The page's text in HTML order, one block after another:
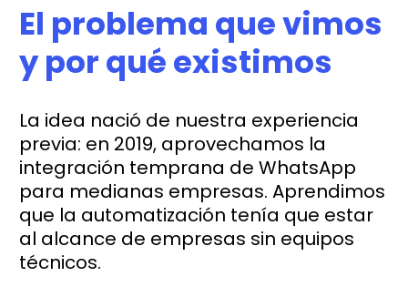
El problema que vimos
y por qué existimos
La idea nació de nuestra experiencia
previa: en 2019, aprovechamos la
integración temprana de WhatsApp
para medianas empresas. Aprendimos
que la automatización tenía que estar
al alcance de empresas sin equipos
técnicos.